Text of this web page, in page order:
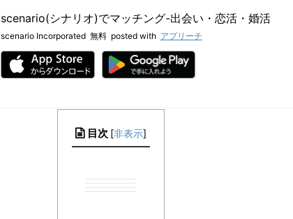
scenario(シナリオ)でマッチング-出会い・恋活・婚活
scenario Incorporated 無料 posted with アプリーチ
目次 [非表示]